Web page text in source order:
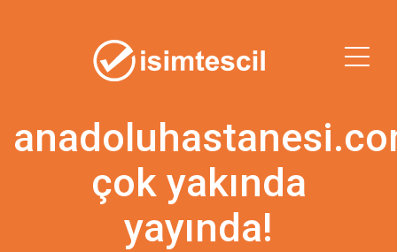
çok yakında
yayında!